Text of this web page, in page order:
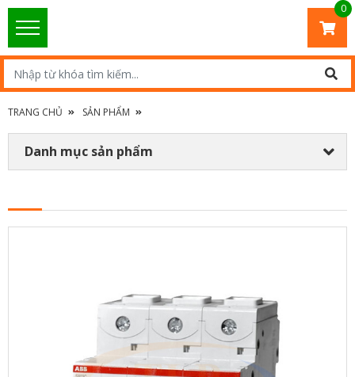
0
TRANG CHỦ SẢN PHẨM
Danh mục sản phẩm